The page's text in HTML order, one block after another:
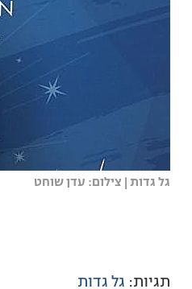
גל גדות | צילום: עדן שוחט
תגיות: גל גדות